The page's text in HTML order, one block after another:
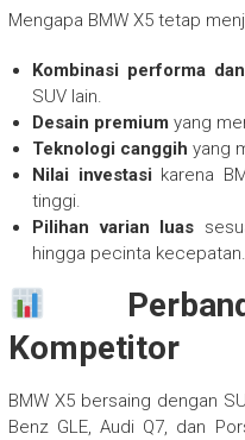
Mengapa BMW X5 tetap
Kombinasi performa
SUV lain.
Desain premium yang
Teknologi canggih yang
Nilai investasi karena
tinggi.
Pilihan varian luas
hingga pecinta kecepatan.
Kompetitor
BMW X5 bersaing dengan
Benz GLE, Audi Q7, dan